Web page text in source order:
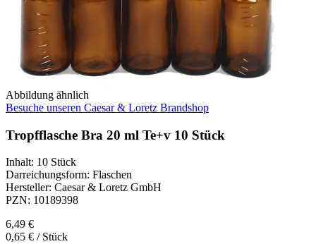
Abbildung ähnlich
Besuche unseren Caesar & Loretz Brandshop
Tropfflasche Bra 20 ml Te+v 10 Stück
Inhalt: 10 Stück
Darreichungsform: Flaschen
Hersteller: Caesar & Loretz GmbH
PZN: 10189398
6,49 €
0,65 € / Stück